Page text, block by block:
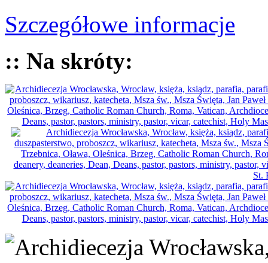
Szczegółowe informacje
:: Na skróty: